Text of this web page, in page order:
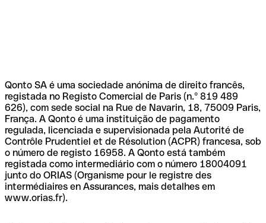
Qonto SA é uma sociedade anónima de direito francês,
registada no Registo Comercial de Paris (n.º 819 489
626), com sede social na Rue de Navarin, 18, 75009 Paris,
França. A Qonto é uma instituição de pagamento
regulada, licenciada e supervisionada pela Autorité de
Contrôle Prudentiel et de Résolution (ACPR) francesa, sob
o número de registo 16958. A Qonto está também
registada como intermediário com o número 18004091
junto do ORIAS (Organisme pour le registre des
intermédiaires en Assurances, mais detalhes em
www.orias.fr).